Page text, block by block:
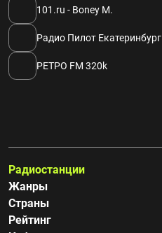
101.ru - Boney M.
Радио Пилот Екатеринбург
РЕТРО FM 320k
Радиостанции
Жанры
Страны
Рейтинг